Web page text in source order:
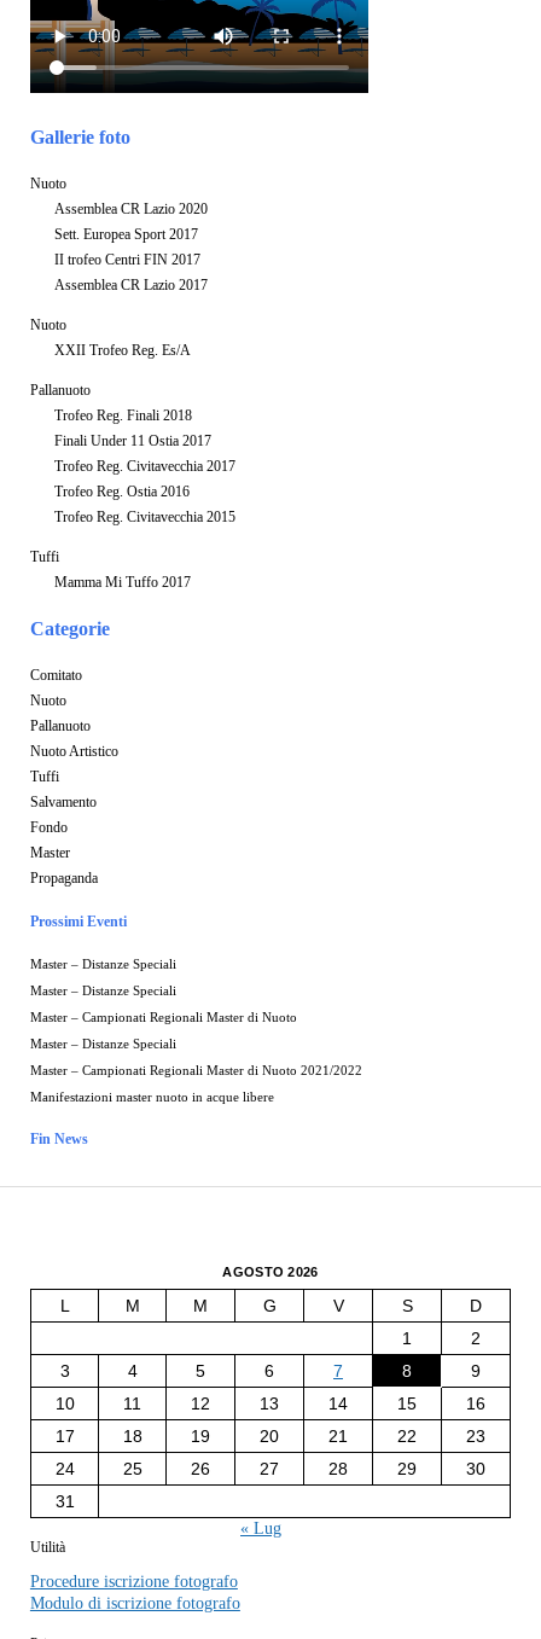
Gallerie foto
Nuoto
Assemblea CR Lazio 2020
Sett. Europea Sport 2017
II trofeo Centri FIN 2017
Assemblea CR Lazio 2017
Nuoto
XXII Trofeo Reg. Es/A
Pallanuoto
Trofeo Reg. Finali 2018
Finali Under 11 Ostia 2017
Trofeo Reg. Civitavecchia 2017
Trofeo Reg. Ostia 2016
Trofeo Reg. Civitavecchia 2015
Tuffi
Mamma Mi Tuffo 2017
Categorie
Comitato
Nuoto
Pallanuoto
Nuoto Artistico
Tuffi
Salvamento
Fondo
Master
Propaganda
Prossimi Eventi
Master – Distanze Speciali
Master – Distanze Speciali
Master – Campionati Regionali Master di Nuoto
Master – Distanze Speciali
Master – Campionati Regionali Master di Nuoto 2021/2022
Manifestazioni master nuoto in acque libere
Fin News
AGOSTO 2026
L M M G V S
D
1
2
3
4 5 6 7 8
9
10
11 12 13 14 15
16
17
18 19 20 21 22
23
24
25 26 27 28 29
30
31
« Lug
Utilità
Procedure iscrizione fotografo
Modulo di iscrizione fotografo